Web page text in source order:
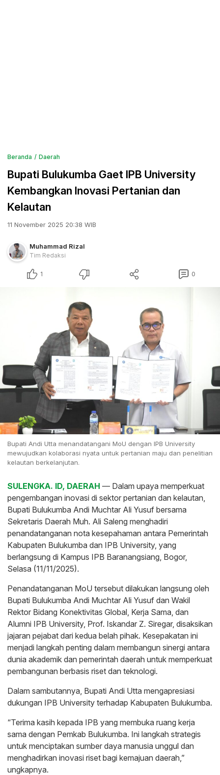
Beranda Daerah
Bupati Bulukumba Gaet IPB University
Kembangkan Inovasi Pertanian dan
Kelautan
11 November 2025 20:38 WIB
Muhammad Rizal
Tim Redaksi
1 0
Bupati Andi Utta menandatangani MoU dengan IPB University
mewujudkan kolaborasi nyata untuk pertanian maju dan penelitian
kelautan berkelanjutan.
SULENGKA. ID, DAERAH — Dalam upaya memperkuat
pengembangan inovasi di sektor pertanian dan kelautan,
Bupati Bulukumba Andi Muchtar Ali Yusuf bersama
Sekretaris Daerah Muh. Ali Saleng menghadiri
penandatanganan nota kesepahaman antara Pemerintah
Kabupaten Bulukumba dan IPB University, yang
berlangsung di Kampus IPB Baranangsiang, Bogor,
Selasa (11/11/2025).
Penandatanganan MoU tersebut dilakukan langsung oleh
Bupati Bulukumba Andi Muchtar Ali Yusuf dan Wakil
Rektor Bidang Konektivitas Global, Kerja Sama, dan
Alumni IPB University, Prof. Iskandar Z. Siregar, disaksikan
jajaran pejabat dari kedua belah pihak. Kesepakatan ini
menjadi langkah penting dalam membangun sinergi antara
dunia akademik dan pemerintah daerah untuk memperkuat
pembangunan berbasis riset dan teknologi.
Dalam sambutannya, Bupati Andi Utta mengapresiasi
dukungan IPB University terhadap Kabupaten Bulukumba.
“Terima kasih kepada IPB yang membuka ruang kerja
sama dengan Pemkab Bulukumba. Ini langkah strategis
untuk menciptakan sumber daya manusia unggul dan
menghadirkan inovasi riset bagi kemajuan daerah,”
ungkapnya.